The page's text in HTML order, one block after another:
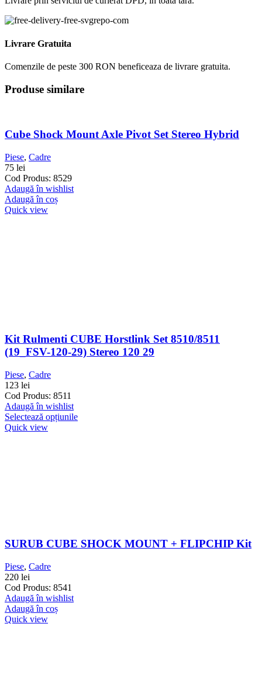
Livrare Gratuita
Comenzile de peste 300 RON beneficeaza de livrare gratuita.
Produse similare
Cube Shock Mount Axle Pivot Set Stereo Hybrid
Piese, Cadre
75 lei
Cod Produs: 8529
Adaugă în wishlist
Adaugă în coș
Quick view
Kit Rulmenti CUBE Horstlink Set 8510/8511
(19_FSV-120-29) Stereo 120 29
Piese, Cadre
123 lei
Cod Produs: 8511
Adaugă în wishlist
Selectează opțiunile
Quick view
SURUB CUBE SHOCK MOUNT + FLIPCHIP Kit
Piese, Cadre
220 lei
Cod Produs: 8541
Adaugă în wishlist
Adaugă în coș
Quick view